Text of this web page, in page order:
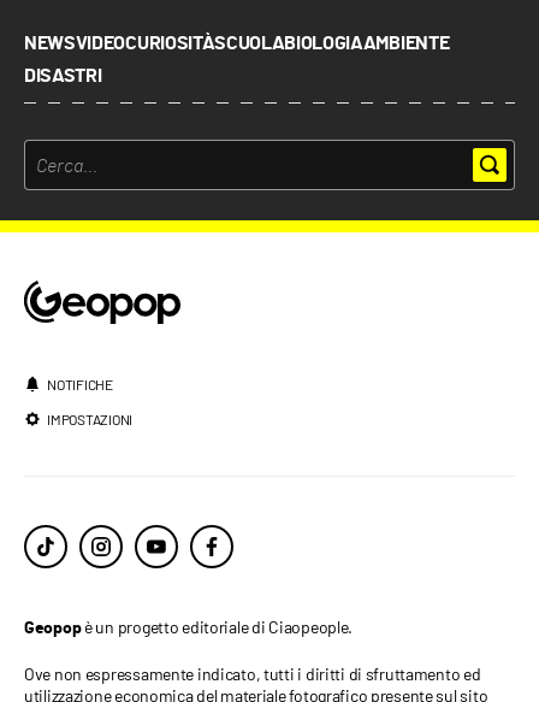
NEWSVIDEOCURIOSITÀSCUOLABIOLOGIAAMBIENTE
DISASTRI
NOTIFICHE
IMPOSTAZIONI
Geopopè un progetto editoriale di Ciaopeople.
Ove non espressamente indicato, tutti i diritti di sfruttamento ed
utilizzazione economica del materiale fotografico presente sul sito